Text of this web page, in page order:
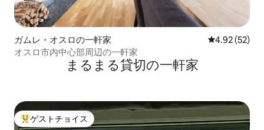
ガムレ・オスロの一軒家 レビュー52
4.92 (52)
オスロ市内中心部周辺の一軒家
まるまる貸切の一軒家
大好評のゲストチョイスです。
ゲストチョイス